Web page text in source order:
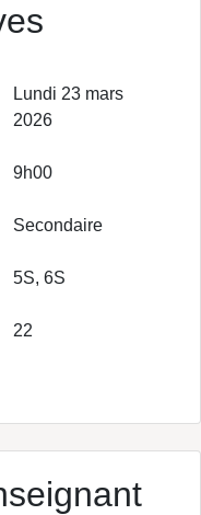
Lundi 23 mars
2026
9h00
Secondaire
5S, 6S
22